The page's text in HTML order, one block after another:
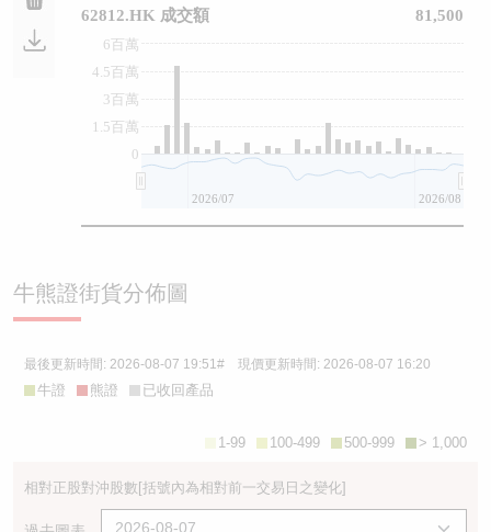
0
1.5百萬
3百萬
4.5百萬
6百萬
2026/07 2026/08
62812.HK 成交額 81,500
牛熊證街貨分佈圖
最後更新時間: 2026-08-07 19:51 # 現價更新時間: 2026-08-07 16:20
牛證 熊證 已收回產品
> 1,000
500-999
100-499
1-99
相對正股對沖股數[括號內為相對前一交易日之變化]